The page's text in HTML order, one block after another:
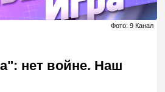
Фото: 9 Канал
нет войне. Наш